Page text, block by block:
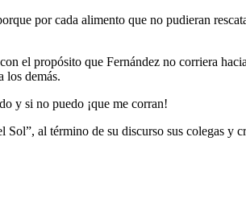
por cada alimento que no pudieran
el propósito que Fernández no corriera
los demás.
y si no puedo ¡que me corran!
al término de su discurso sus colegas y